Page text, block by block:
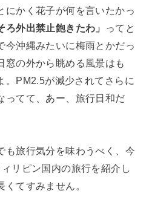
にかく花子が何を言いたかっ
ろ外出禁止飽きたわ」
ってと
今沖縄みたいに梅雨とかだっ
窓の外から眺める風景はも
。PM2.5が減少されてさらに
ってて、あー、旅行日和だ
も旅行気分を味わうべく、今
リピン国内の旅行を紹介し
てすみません。